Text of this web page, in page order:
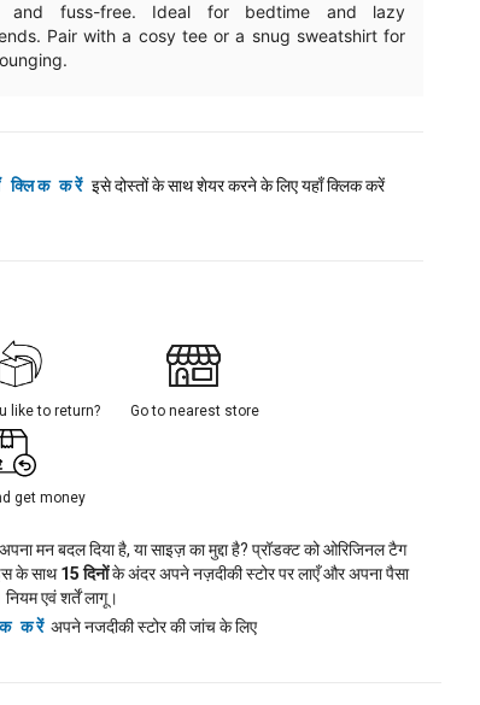
and fuss-free. Ideal for bedtime and lazy
Pair with a cosy tee or a snug sweatshirt for
क्लिक करें इसे दोस्तों के साथ शेयर करने के लिए यहाँ क्लिक करें
like to return? Go to nearest store
get money
मन बदल दिया है, या साइज़ का मुद्दा है? प्रॉडक्ट को ओरिजिनल टैग
के साथ15 दिनोंके अंदर अपने नज़दीकी स्टोर पर लाएँ और अपना पैसा
नियम एवं शर्तें लागू।
करें अपने नजदीकी स्टोर की जांच के लिए